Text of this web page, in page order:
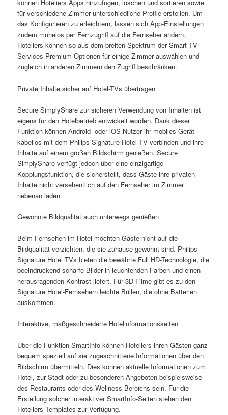
können Hoteliers Apps hinzufügen, löschen und sortieren sowie
für verschiedene Zimmer unterschiedliche Profile erstellen. Um
das Konfigurieren zu erleichtern, lassen sich App-Einstellungen
zudem mühelos per Fernzugriff auf die Fernseher ändern.
Hoteliers können so aus dem breiten Spektrum der Smart TV-
Services Premium-Optionen für einige Zimmer auswählen und
zugleich in anderen Zimmern den Zugriff beschränken.
Private Inhalte sicher auf Hotel-TVs übertragen
Secure SimplyShare zur sicheren Verwendung von Inhalten ist
eigens für den Hotelbetrieb entwickelt worden. Dank dieser
Funktion können Android- oder iOS-Nutzer ihr mobiles Gerät
kabellos mit dem Philips Signature Hotel TV verbinden und ihre
Inhalte auf einem großen Bildschirm genießen. Secure
SimplyShare verfügt jedoch über eine einzigartige
Kopplungsfunktion, die sicherstellt, dass Gäste ihre privaten
Inhalte nicht versehentlich auf den Fernseher im Zimmer
nebenan laden.
Gewohnte Bildqualität auch unterwegs genießen
Beim Fernsehen im Hotel möchten Gäste nicht auf die
Bildqualität verzichten, die sie zuhause gewohnt sind. Philips
Signature Hotel TVs bieten die bewährte Full HD-Technologie, die
beeindruckend scharfe Bilder in leuchtenden Farben und einen
herausragenden Kontrast liefert. Für 3D-Filme gibt es zu den
Signature Hotel-Fernsehern leichte Brillen, die ohne Batterien
auskommen.
Interaktive, maßgeschneiderte Hotelinformationsseiten
Über die Funktion SmartInfo können Hoteliers ihren Gästen ganz
bequem speziell auf sie zugeschnittene Informationen über den
Bildschirm übermitteln. Dies können aktuelle Informationen zum
Hotel, zur Stadt oder zu besonderen Angeboten beispielsweise
des Restaurants oder des Wellness-Bereichs sein. Für die
Erstellung solcher interaktiver SmartInfo-Seiten stehen den
Hoteliers Templates zur Verfügung.